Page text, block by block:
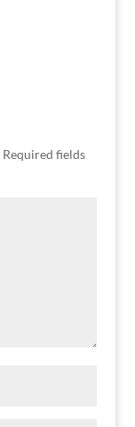
Required fields